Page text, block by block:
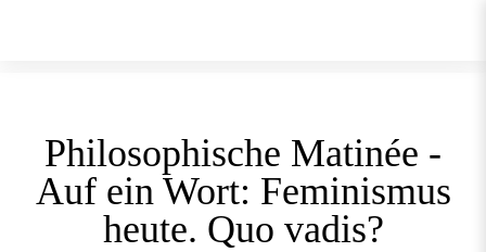
Philosophische Matinée -
Auf ein Wort: Feminismus
heute. Quo vadis?